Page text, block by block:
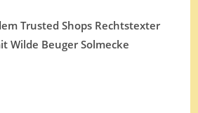
Trusted Shops Rechtstexter
Wilde Beuger Solmecke